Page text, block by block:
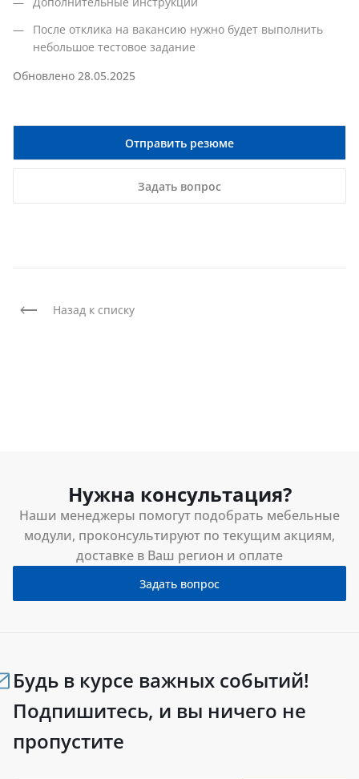
После отклика на вакансию нужно будет выполнить
небольшое тестовое задание
Обновлено 28.05.2025
Задать вопрос
Отправить резюме
Назад к списку
Нужна консультация?
Наши менеджеры помогут подобрать мебельные
модули, проконсультируют по текущим акциям,
доставке в Ваш регион и оплате
Задать вопрос
Будь в курсе важных событий!
Подпишитесь, и вы ничего не
пропустите